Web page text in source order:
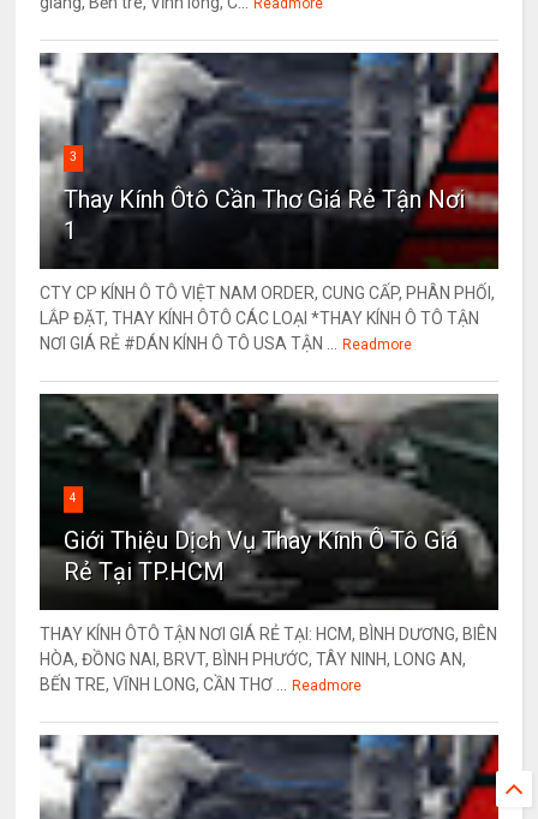
Readmore
3
Thay Kính Ôtô Cần Thơ Giá Rẻ Tận Nơi
1
CTY CP KÍNH Ô TÔ VIỆT NAM ORDER, CUNG CẤP, PHÂN PHỐI,
LẮP ĐẶT, THAY KÍNH ÔTÔ CÁC LOẠI *THAY KÍNH Ô TÔ TẬN
NƠI GIÁ RẺ #DÁN KÍNH Ô TÔ USA TẬN ... Readmore
4
Giới Thiệu Dịch Vụ Thay Kính Ô Tô Giá
Rẻ Tại TP.HCM
THAY KÍNH ÔTÔ TẬN NƠI GIÁ RẺ TẠI: HCM, BÌNH DƯƠNG, BIÊN
HÒA, ĐỒNG NAI, BRVT, BÌNH PHƯỚC, TÂY NINH, LONG AN,
BẾN TRE, VĨNH LONG, CẦN THƠ ... Readmore